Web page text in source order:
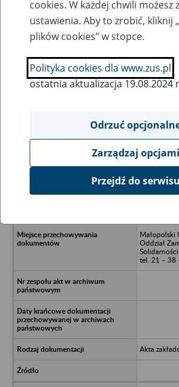
SZUKAJ
Ukryj wszystkie pozycje bazy
Małopolski
Oddział
tel. 21 – 38
Akta
cookies. W każdej chwili możesz
ustawienia. Aby to zrobić, kliknij
plików cookies” w stopce.
Polityka cookies dla www.zus.pl
ostatnia aktualizacja 19.08.2024
Odrzuć
Zarządzaj opcjami
Przejdź do serwisu